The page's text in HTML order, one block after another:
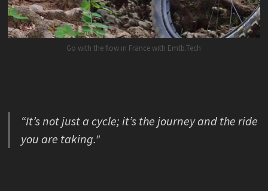
Go with the flow in France with Emtb.Tech
“It’s not just a cycle; it’s the journey and the ride
you are taking."